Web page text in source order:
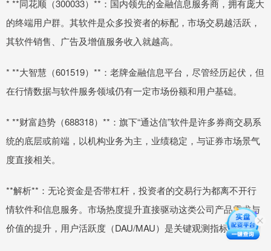
* **同花顺（300033）**：国内领先的金融信息服务商，拥有庞大
的终端用户群。其软件是众多投资者的标配，市场交易越活跃，
其软件销售、广告及增值服务收入就越高。
* **大智慧（601519）**：老牌金融信息平台，尽管经历起伏，但
在行情数据与软件服务领域仍有一定市场份额和用户基础。
* **财富趋势（688318）**：旗下“通达信”软件是许多券商交易系
统的底层或前端，以机构业务为主，业绩稳定，与证券市场景气
度直接相关。
**解析**：无论资金是否带杠杆，投资者的交易行为都离不开行
情软件和信息服务。市场热度提升直接驱动这类公司产品需求与
价值的提升，用户活跃度（DAU/MAU）是关键观测指标。